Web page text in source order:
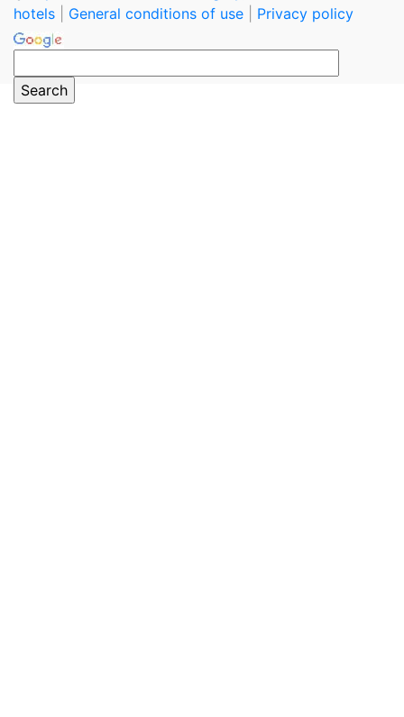
hotels
General conditions of use Privacy policy